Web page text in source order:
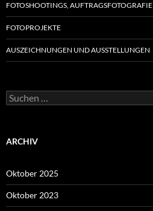
FOTOSHOOTINGS, AUFTRAGSFOTOGRAFIE
FOTOPROJEKTE
AUSZEICHNUNGEN UND AUSSTELLUNGEN
Suche
nach:
ARCHIV
Oktober 2025
Oktober 2023